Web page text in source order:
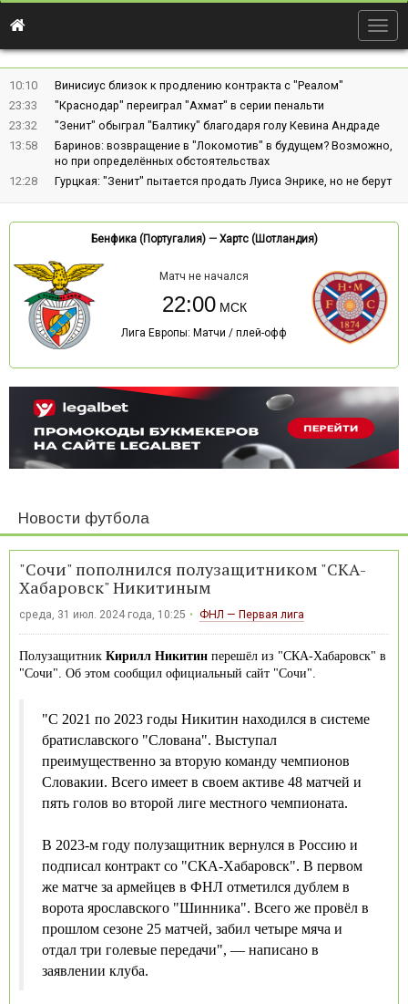
10:10
Винисиус близок к продлению контракта с "Реалом"
23:33
"Краснодар" переиграл "Ахмат" в серии пенальти
23:32
"Зенит" обыграл "Балтику" благодаря голу Кевина Андраде
13:58
Баринов: возвращение в "Локомотив" в будущем? Возможно,
но при определённых обстоятельствах
12:28
Гурцкая: "Зенит" пытается продать Луиса Энрике, но не берут
Бенфика (Португалия)— Хартс (Шотландия)
Матч не начался
22:00
Лига Европы: Матчи / плей-офф
Новости футбола
"Сочи" пополнился полузащитником "СКА-
Хабаровск" Никитиным
среда, 31 июл. 2024 года, 10:25 ФНЛ — Первая лига
Полузащитник Кирилл Никитин перешёл из "СКА-Хабаровск" в
"Сочи". Об этом сообщил официальный сайт "Сочи".
"С 2021 по 2023 годы Никитин находился в системе
братиславского "Слована". Выступал
преимущественно за вторую команду чемпионов
Словакии. Всего имеет в своем активе 48 матчей и
пять голов во второй лиге местного чемпионата.
В 2023-м году полузащитник вернулся в Россию и
подписал контракт со "СКА-Хабаровск". В первом
же матче за армейцев в ФНЛ отметился дублем в
ворота ярославского "Шинника". Всего же провёл в
прошлом сезоне 25 матчей, забил четыре мяча и
отдал три голевые передачи", — написано в
заявлении клуба.